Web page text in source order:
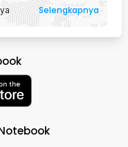
Selengkapnya